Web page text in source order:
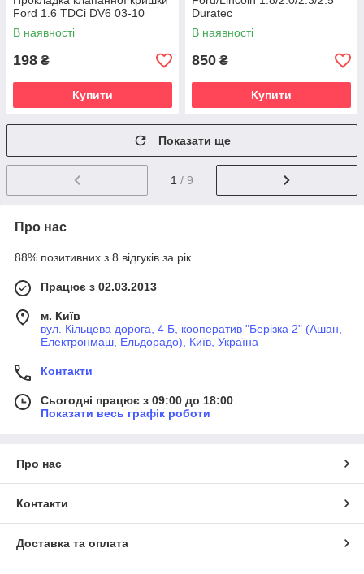
Ford 1.6 TDCi DV6 03-10
В наявності
198 ₴
Купити
Duratec
В наявності
850 ₴
Купити
Показати ще
1 / 9
Про нас
88% позитивних з 8 відгуків за рік
Працює з 02.03.2013
м. Київ
вул. Кільцева дорога, 4 Б, кооператив "Берізка 2" (Ашан,
Електронмаш, Ельдорадо), Київ, Україна
Контакти
Сьогодні працює з 09:00 до 18:00
Показати весь графік роботи
Про нас
Контакти
Доставка та оплата